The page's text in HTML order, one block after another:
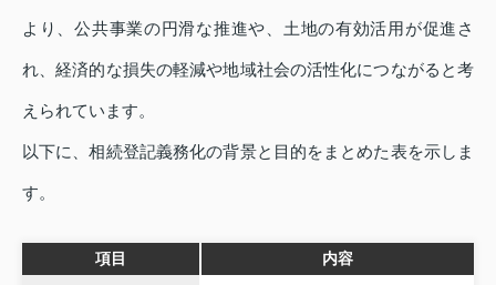
より、公共事業の円滑な推進や、土地の有効活用が促進さ
れ、経済的な損失の軽減や地域社会の活性化につながると考
えられています。
以下に、相続登記義務化の背景と目的をまとめた表を示しま
す。
項目 内容